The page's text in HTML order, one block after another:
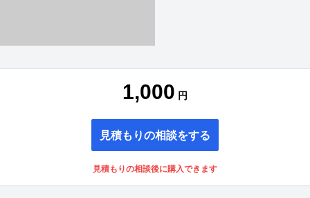
1,000 円
見積もりの相談をする
見積もりの相談後に購入できます